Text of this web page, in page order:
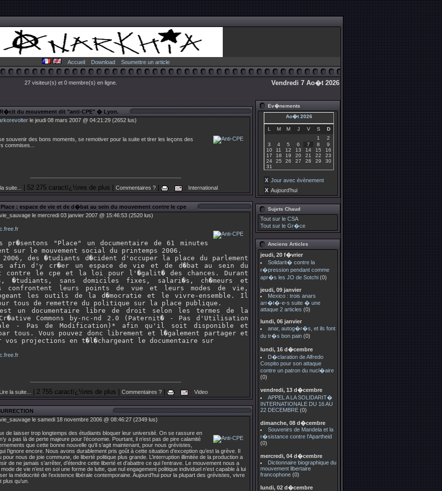
Accueil Download Soumettre un article
27 visiteur(s) et 0 membre(s) en ligne. Vendredi 7 Ao�t 2026
du mouvement dit "anti-CPE" � Lyon.
le jeudi 08 mars 2007 @ 04:21:29 (2652 lus)
souvenir des bons moments, se remotiver pour la suite et tirer les leçons des
commises...
suite... | 52 275 caractï¿½res de plus | Commentaires ?| : International
: espace de vie et de d�bat au sein du mouvement contre le cpe
le mercredi 03 janvier 2007 @ 15:46:53 (2520 lus)
pr�sentons "Place" un documentaire de 61 minutes
sur le mouvement social du printemps 2006.
2006, des �tudiants d�cident d'occuper la place du parlement
afin d'y cr�er un espace de vie et de d�bat au sein du
contre le cpe et la loi pour l'�galit� des chances. Durant
�tudiants, sans domiciles fixes, salari�s, ch�meurs et
confrontent leurs points de vue et leurs modes de vie,
les outils de la d�mocratie et le vivre-ensemble. Il
tous de remettre du politique sur la place publique.
un documentaire libre de droit selon les termes de la
Commons by-nc-nd 2.0 (Paternit� - Pas d'Utilisation
- Pas de Modification)* afin qu'il soit disponible et
tous. Vous pouvez donc librement et l�galement partager et
vos projections en t�l�chargeant le documentaire sur
Lire la suite... | 2 755 caractï¿½res de plus | Commentaires ? : Video
le samedi 18 novembre 2006 @ 08:46:27 (2349 lus)
de laisser trop longtemps des étudiants bloquer leur université. On se rassure en
a pas là de perte majeure pour l’économie. Pourtant, il n’est pas de pire calamité
que cette bonne nouvelle qu’il s’agit maintenant, pour nous grévistes,
l’ignore encore. Nous avons durablement pris goût à cette situation d’exception qu’est la grève. Il
pour nous de joie commune, de liberté politique plus grande. L’interruption illimitée de la production a
de ne jamais s’arrêter, d’étendre cette liberté et d’abattre ce qui l’entrave. Le mouvement nous a
de vie n’est en soi une forme de lutte, que nul engagement politique individuel n’est capable à lui
la médiocrité de l’existence libérale contemporaine. Aujourd’hui pour la plupart des grévistes, vivre
qu’un.
Ev�nements
Ao�t 2026
L M M J V S
D
1
2
3
4 5 6 7 8
9
10
11 12 13 14 15
16
17
18 19 20 21 22
23
24
25 26 27 28 29
30
31
X Jour avec évènement
X Aujourd'hui
Sujets Chaud
Tout sur le CSA
Tout sur le Gr�ce
Anciens Articles
jeudi, 20 f�vrier
Solidarit� contre la
r�pression pendant comme
apr�s les JO de Sotchi (0)
jeudi, 09 janvier
Mexico : trois anars
arr�t�-e-s suite � une
attaque 2 articles (0)
lundi, 06 janvier
anar, autog�r�s, et ils font
du tr�s bon pain (0)
lundi, 16 d�cembre
D�claration de Alfredo
Cospito pour son attaque
contre un patron du nucl�aire
(0)
vendredi, 13 d�cembre
APPEL A LA SOLIDARIT�
INTERNATIONALE DU 16 AU
22 DECEMBRE (0)
dimanche, 08 d�cembre
Souvenirs de Mandela et la
r�sistance contre l'Apartheid
(0)
mercredi, 04 d�cembre
Dictionnaire biographique du
mouvement libertaire
francophone (0)
lundi, 02 d�cembre